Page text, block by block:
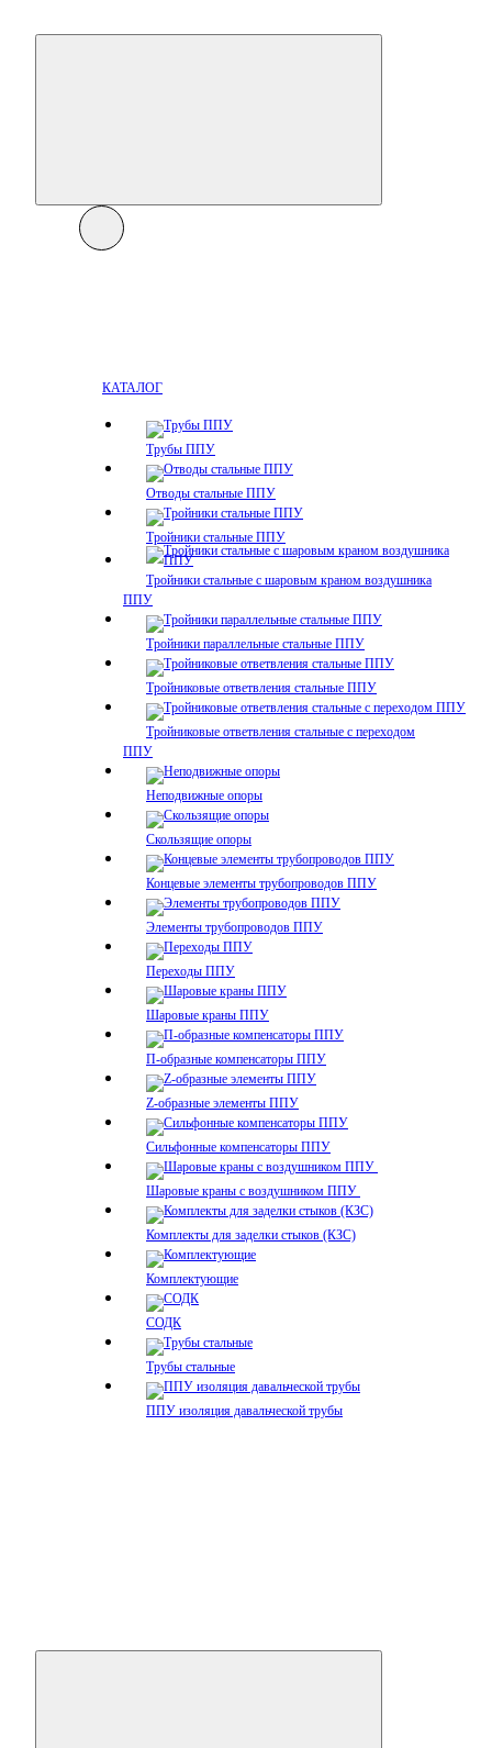
КАТАЛОГ
Трубы ППУ
Отводы стальные ППУ
Тройники стальные ППУ
Тройники стальные с шаровым краном воздушника
ППУ
Тройники параллельные стальные ППУ
Тройниковые ответвления стальные ППУ
Тройниковые ответвления стальные с переходом
ППУ
Неподвижные опоры
Скользящие опоры
Концевые элементы трубопроводов ППУ
Элементы трубопроводов ППУ
Переходы ППУ
Шаровые краны ППУ
П-образные компенсаторы ППУ
Z-образные элементы ППУ
Сильфонные компенсаторы ППУ
Шаровые краны с воздушником ППУ
Комплекты для заделки стыков (КЗС)
Комплектующие
СОДК
Трубы стальные
ППУ изоляция давальческой трубы